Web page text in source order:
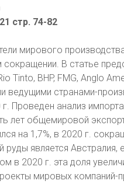
стр. 74-82
мирового
сокращении. В статье
Tinto, BHP, FMG, Anglo
странами-
Проведен анализ
лет общемировой
на 1,7%, в 2020 г.
является Австралия,
2020 г. эта доля
мировых компаний-